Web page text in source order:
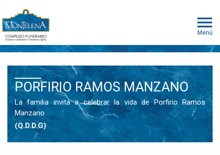
Menú
PORFIRIO RAMOS MANZANO
La familia invita a celebrar la vida de Porfirio Ramos
Manzano
(Q.D.D.G)